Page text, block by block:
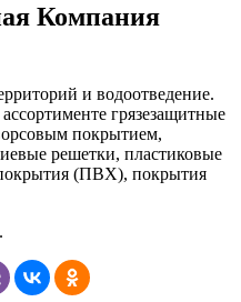
Компания
и водоотведение.
грязезащитные
покрытием,
решетки, пластиковые
(ПВХ), покрытия
.